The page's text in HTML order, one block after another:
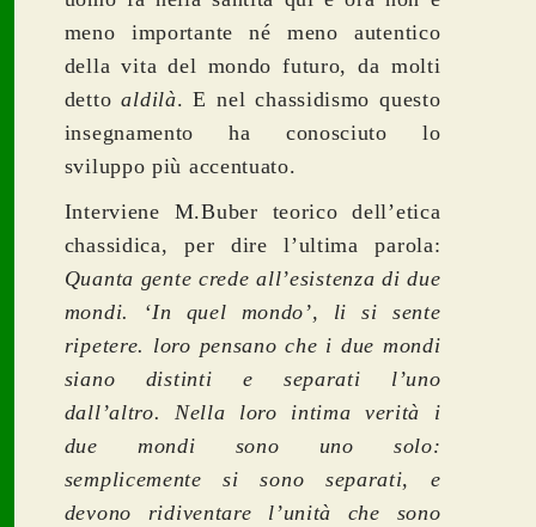
meno importante né meno autentico
della vita del mondo futuro, da molti
dettoaldilà. E nel chassidismo questo
insegnamento ha conosciuto lo
sviluppo più accentuato.
Interviene M.Buber teorico dell’etica
chassidica, per dire l’ultima parola:
Quanta gente crede all’esistenza di due
mondi. ‘In quel mondo’, li si sente
ripetere. loro pensano che i due mondi
siano distinti e separati l’uno
dall’altro. Nella loro intima verità i
due mondi sono uno solo:
semplicemente si sono separati, e
devono ridiventare l’unità che sono